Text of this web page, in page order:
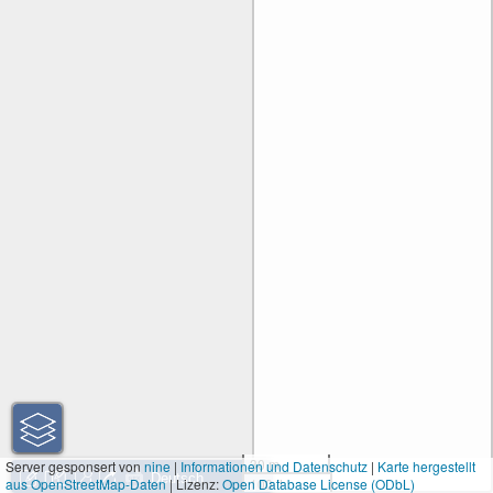
30 m
100 ft
Server gesponsert vonnine|Informationen und Datenschutz | Karte hergestellt
aus OpenStreetMap-Daten| Lizenz:Open Database License (ODbL)